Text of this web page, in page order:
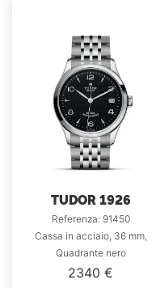
TUDOR 1926
Referenza: 91450
Cassa in acciaio, 36 mm,
Quadrante nero
2340 €